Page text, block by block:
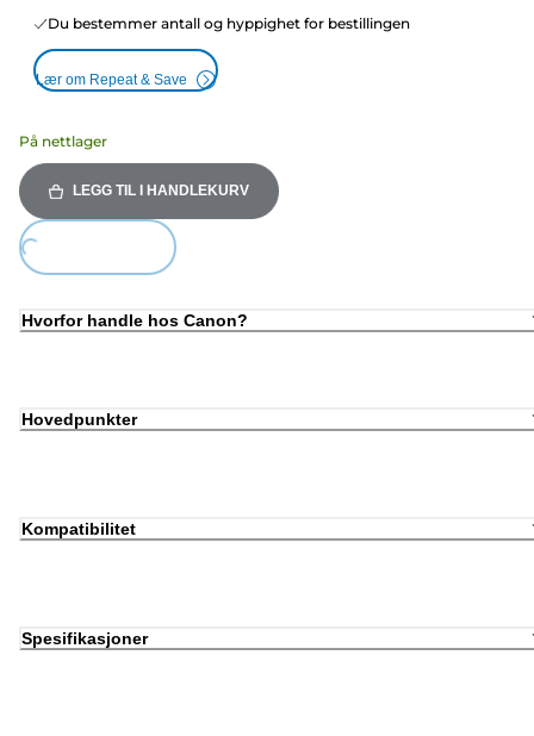
Du bestemmer antall og hyppighet for bestillingen
Lær om Repeat & Save
På nettlager
LEGG TIL I HANDLEKURV
Loading...
Hvorfor handle hos Canon?
Hovedpunkter
Kompatibilitet
Spesifikasjoner